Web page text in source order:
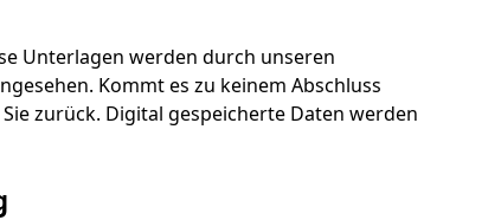
Unterlagen werden durch unseren
Kommt es zu keinem Abschluss
zurück. Digital gespeicherte Daten werden